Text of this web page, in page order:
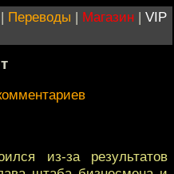
| Переводы | Магазин | VIP
из-за результатов